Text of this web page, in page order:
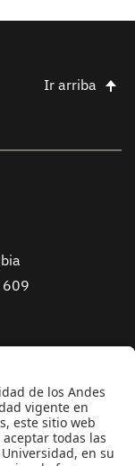
Ir arriba
609